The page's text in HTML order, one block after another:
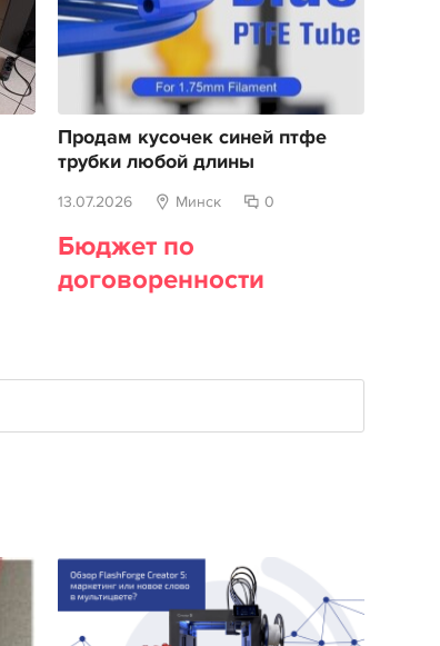
Продам кусочек синей птфе
трубки любой длины
13.07.2026 Минск 0
Бюджет по
договоренности